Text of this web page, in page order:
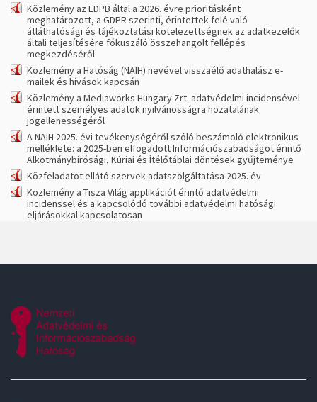
Közlemény az EDPB által a 2026. évre prioritásként
meghatározott, a GDPR szerinti, érintettek felé való
átláthatósági és tájékoztatási kötelezettségnek az adatkezelők
általi teljesítésére fókuszáló összehangolt fellépés
megkezdéséről
Közlemény a Hatóság (NAIH) nevével visszaélő adathalász e-
mailek és hívások kapcsán
Közlemény a Mediaworks Hungary Zrt. adatvédelmi incidensével
érintett személyes adatok nyilvánosságra hozatalának
jogellenességéről
A NAIH 2025. évi tevékenységéről szóló beszámoló elektronikus
melléklete: a 2025-ben elfogadott Információszabadságot érintő
Alkotmánybírósági, Kúriai és Ítélőtáblai döntések gyűjteménye
Közfeladatot ellátó szervek adatszolgáltatása 2025. év
Közlemény a Tisza Világ applikációt érintő adatvédelmi
incidenssel és a kapcsolódó további adatvédelmi hatósági
eljárásokkal kapcsolatosan